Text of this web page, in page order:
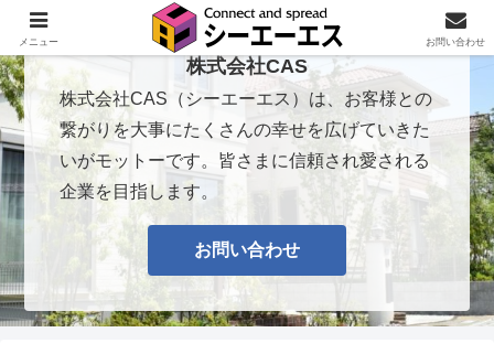
株式会社CAS
株式会社CAS（シーエーエス）は、お客様との
繋がりを大事にたくさんの幸せを広げていきた
いがモットーです。皆さまに信頼され愛される
企業を目指します。
お問い合わせ
メニュー お問い合わせ